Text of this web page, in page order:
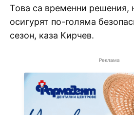
Това са временни решения,
осигурят по-голяма
сезон, каза Кирчев.
Реклама